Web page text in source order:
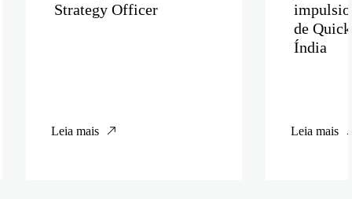
Strategy Officer
Leia mais
de
Índia
Leia mais